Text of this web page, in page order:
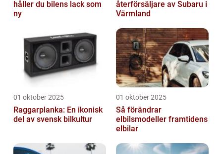
håller du bilens lack som
ny
återförsäljare av Subaru i
Värmland
01 oktober 2025
Raggarplanka: En ikonisk
del av svensk bilkultur
01 oktober 2025
Så förändrar
elbilsmodeller framtidens
elbilar